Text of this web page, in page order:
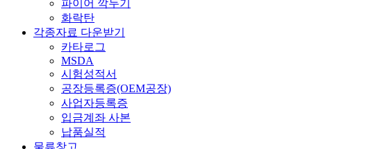
파이어 깍두기
화락탄
각종자료 다운받기
카타로그
MSDA
시험성적서
공장등록증(OEM공장)
사업자등록증
입금계좌 사본
납품실적
물류창고